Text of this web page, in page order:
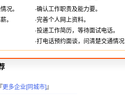
况。
。
·确认工作职责及能力要。
·完善个人网上资料。
·投递工作简历，等待面试电话。
·打电话预约面谈，问清楚交通情况
『 更多企业[同城市]』